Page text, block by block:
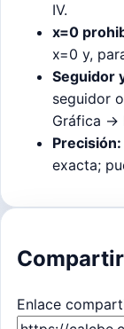
IV.
x=0
x=0 y,
Seguidor
seguidor
Gráfica →
Precisión:
exacta;
Enlace